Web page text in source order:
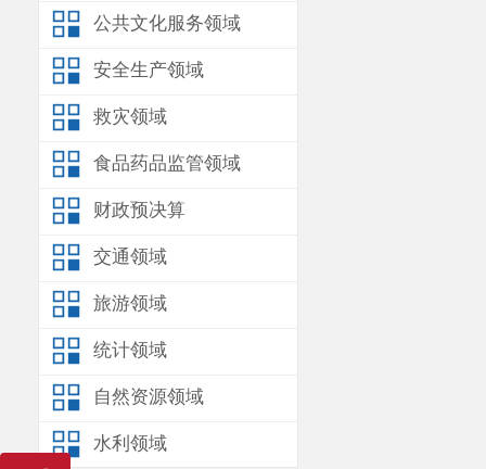
公共文化服务领域
安全生产领域
救灾领域
食品药品监管领域
财政预决算
交通领域
旅游领域
统计领域
自然资源领域
水利领域